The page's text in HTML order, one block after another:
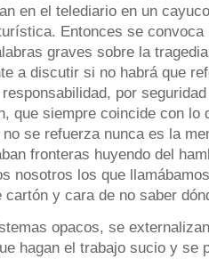
en el telediario en un
Entonces se
graves sobre la
a discutir si no habrá que
por
que siempre coincide con lo
se refuerza nunca es la
fronteras huyendo del
nosotros los que
cartón y cara de no saber
opacos, se
hagan el trabajo sucio y se